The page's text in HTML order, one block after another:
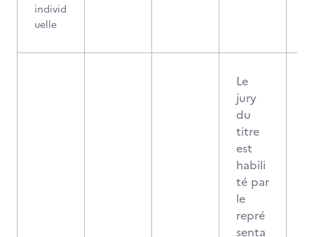
individ
uelle
Le
jury
du
titre
est
habili
té par
le
repré
senta